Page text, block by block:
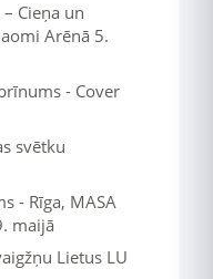
Cieņa un
Arēnā 5.
- Cover
svētku
- Rīga, MASA
maijā
Lietus LU